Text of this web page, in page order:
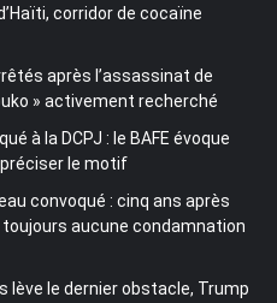
corridor de cocaïne
après l’assassinat de
» activement recherché
à la DCPJ : le BAFE évoque
le motif
convoqué : cinq ans après
toujours aucune condamnation
lève le dernier obstacle, Trump